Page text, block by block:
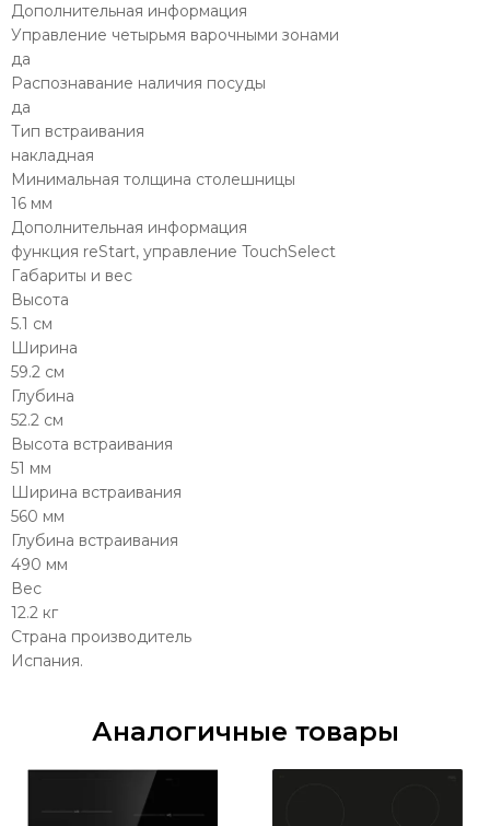
Дополнительная информация
Управление четырьмя варочными зонами
да
Распознавание наличия посуды
да
Тип встраивания
накладная
Минимальная толщина столешницы
16 мм
Дополнительная информация
функция reStart, управление TouchSelect
Габариты и вес
Высота
5.1 см
Ширина
59.2 см
Глубина
52.2 см
Высота встраивания
51 мм
Ширина встраивания
560 мм
Глубина встраивания
490 мм
Вес
12.2 кг
Страна производитель
Испания.
Аналогичные товары